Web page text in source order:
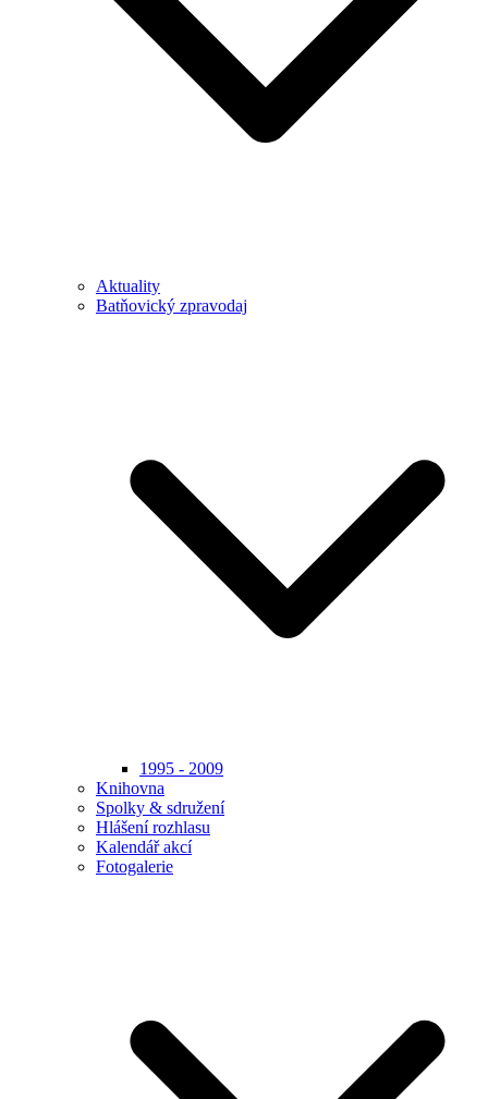
Aktuality
Batňovický zpravodaj
1995 - 2009
Knihovna
Spolky & sdružení
Hlášení rozhlasu
Kalendář akcí
Fotogalerie